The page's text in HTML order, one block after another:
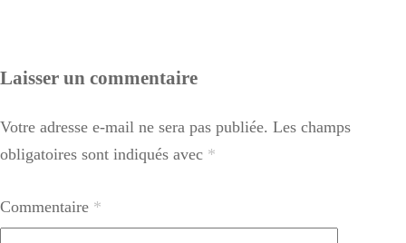
Laisser un commentaire
Votre adresse e-mail ne sera pas publiée. Les champs
obligatoires sont indiqués avec *
Commentaire *